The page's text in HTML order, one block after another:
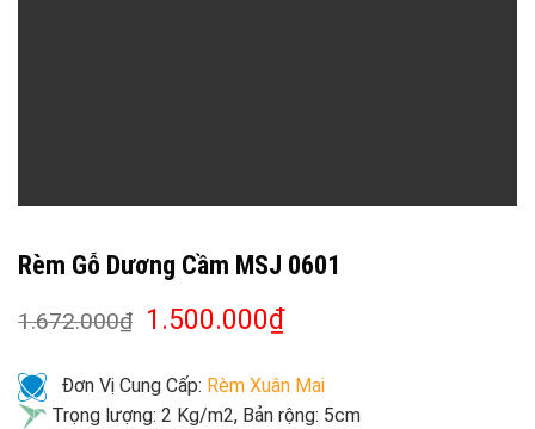
Rèm Gỗ Dương Cầm MSJ 0601
1.672.000₫ 1.500.000₫
Đơn Vị Cung Cấp: Rèm Xuân Mai
Trọng lượng: 2 Kg/m2, Bản rộng: 5cm